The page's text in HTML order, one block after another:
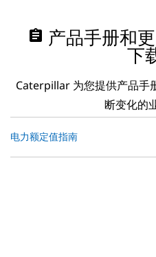
assignment 产品手册和
下
Caterpillar 为您提供产品手
断变化的
电力额定值指南